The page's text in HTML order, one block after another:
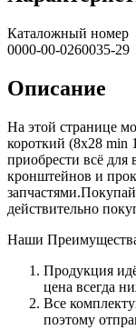
Каталожный номер
0000-00-0260035-29
Описание
На этой странице
короткий (8х28
приобрести всё
кронштейнов и
действительно
Наши
Продукция
цена всегда
Все
поэтому